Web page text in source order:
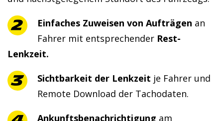
Einfaches Zuweisen von Aufträgen an
Fahrer mit entsprechender Rest-
Lenkzeit.
Sichtbarkeit der Lenkzeit je Fahrer und
Remote Download der Tachodaten.
Ankunftsbenachrichtigung am